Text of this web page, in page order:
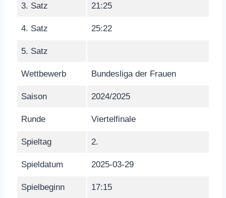
3. Satz 21:25
4. Satz 25:22
5. Satz
Wettbewerb Bundesliga der Frauen
Saison 2024/2025
Runde Viertelfinale
Spieltag 2.
Spieldatum 2025-03-29
Spielbeginn 17:15